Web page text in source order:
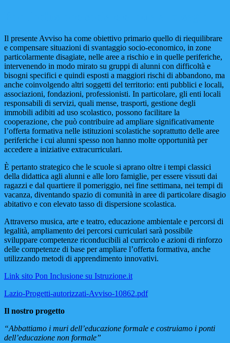
Il presente Avviso ha come obiettivo primario quello di riequilibrare
e compensare situazioni di svantaggio socio-economico, in zone
particolarmente disagiate, nelle aree a rischio e in quelle periferiche,
intervenendo in modo mirato su gruppi di alunni con difficoltà e
bisogni specifici e quindi esposti a maggiori rischi di abbandono, ma
anche coinvolgendo altri soggetti del territorio: enti pubblici e locali,
associazioni, fondazioni, professionisti. In particolare, gli enti locali
responsabili di servizi, quali mense, trasporti, gestione degli
immobili adibiti ad uso scolastico, possono facilitare la
cooperazione, che può contribuire ad ampliare significativamente
l’offerta formativa nelle istituzioni scolastiche soprattutto delle aree
periferiche i cui alunni spesso non hanno molte opportunità per
accedere a iniziative extracurriculari.
È pertanto strategico che le scuole si aprano oltre i tempi classici
della didattica agli alunni e alle loro famiglie, per essere vissuti dai
ragazzi e dal quartiere il pomeriggio, nei fine settimana, nei tempi di
vacanza, diventando spazio di comunità in aree di particolare disagio
abitativo e con elevato tasso di dispersione scolastica.
Attraverso musica, arte e teatro, educazione ambientale e percorsi di
legalità, ampliamento dei percorsi curriculari sarà possibile
sviluppare competenze riconducibili al curricolo e azioni di rinforzo
delle competenze di base per ampliare l’offerta formativa, anche
utilizzando metodi di apprendimento innovativi.
Link sito Pon Inclusione su Istruzione.it
Lazio-Progetti-autorizzati-Avviso-10862.pdf
Il nostro progetto
“Abbattiamo i muri dell’educazione formale e costruiamo i ponti
dell’educazione non formale”